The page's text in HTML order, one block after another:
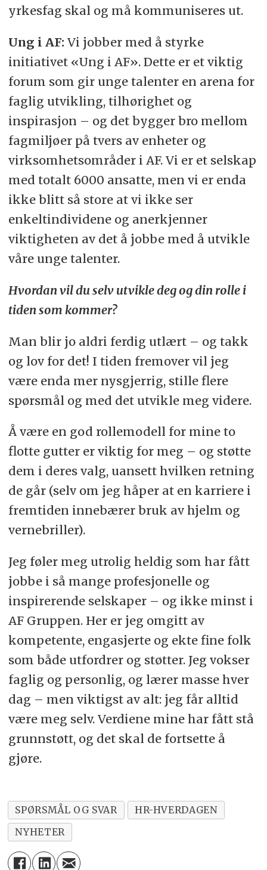
yrkesfag skal og må kommuniseres ut.
Ung i AF: Vi jobber med å styrke
initiativet «Ung i AF». Dette er et viktig
forum som gir unge talenter en arena for
faglig utvikling, tilhørighet og
inspirasjon – og det bygger bro mellom
fagmiljøer på tvers av enheter og
virksomhetsområder i AF. Vi er et selskap
med totalt 6000 ansatte, men vi er enda
ikke blitt så store at vi ikke ser
enkeltindividene og anerkjenner
viktigheten av det å jobbe med å utvikle
våre unge talenter.
Hvordan vil du selv utvikle deg og din rolle i
tiden som kommer?
Man blir jo aldri ferdig utlært – og takk
og lov for det! I tiden fremover vil jeg
være enda mer nysgjerrig, stille flere
spørsmål og med det utvikle meg videre.
Å være en god rollemodell for mine to
flotte gutter er viktig for meg – og støtte
dem i deres valg, uansett hvilken retning
de går (selv om jeg håper at en karriere i
fremtiden innebærer bruk av hjelm og
vernebriller).
Jeg føler meg utrolig heldig som har fått
jobbe i så mange profesjonelle og
inspirerende selskaper – og ikke minst i
AF Gruppen. Her er jeg omgitt av
kompetente, engasjerte og ekte fine folk
som både utfordrer og støtter. Jeg vokser
faglig og personlig, og lærer masse hver
dag – men viktigst av alt: jeg får alltid
være meg selv. Verdiene mine har fått stå
grunnstøtt, og det skal de fortsette å
gjøre.
SPØRSMÅL OG SVAR
HR-HVERDAGEN
NYHETER